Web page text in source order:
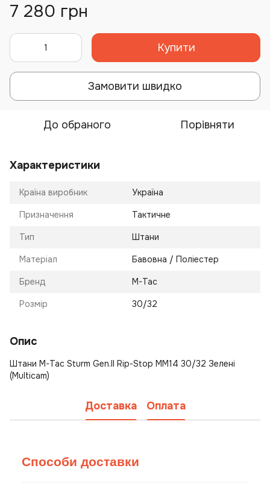
7 280 грн
Купити
Замовити швидко
До обраного Порівняти
Характеристики
Країна виробник Україна
Призначення Тактичне
Тип Штани
Матеріал Бавовна / Поліестер
Бренд M-Tac
Розмір 30/32
Опис
Штани M-Tac Sturm Gen.II Rip-Stop MM14 30/32 Зелені
(Multicam)
Доставка Оплата
Способи доставки